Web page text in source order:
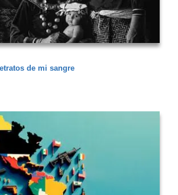
de mi sangre